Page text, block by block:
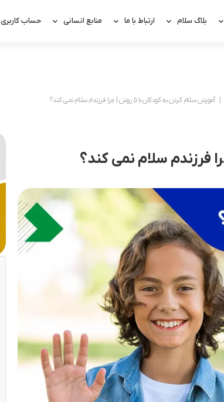
بلاگ سلام ارتباط با ما منابع انسانی حساب کاربری
آموزش سلام کردن به کودکان با ۵ روش | چرا فرزندم سلام نمی کند؟